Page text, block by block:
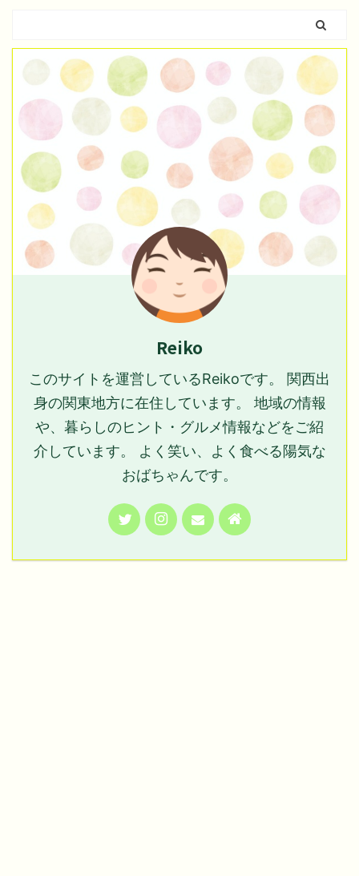
Reiko
このサイトを運営しているReikoです。 関西出
身の関東地方に在住しています。 地域の情報
や、暮らしのヒント・グルメ情報などをご紹
介しています。 よく笑い、よく食べる陽気な
おばちゃんです。